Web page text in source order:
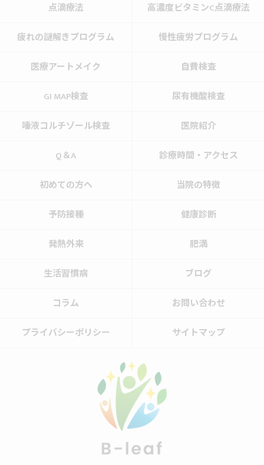
点滴療法
高濃度ビタミンC点滴療法
疲れの謎解きプログラム
慢性疲労プログラム
医療アートメイク
自費検査
GI MAP検査
尿有機酸検査
唾液コルチゾール検査
医院紹介
Q＆A
診療時間・アクセス
初めての方へ
当院の特徴
予防接種
健康診断
発熱外来
肥満
生活習慣病
ブログ
コラム
お問い合わせ
プライバシーポリシー
サイトマップ